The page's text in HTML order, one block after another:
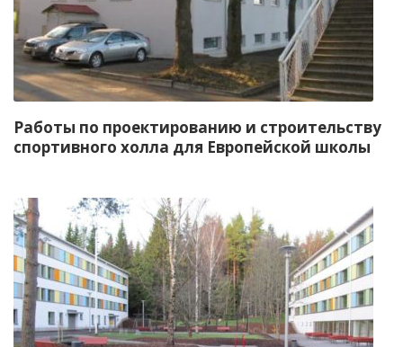
Работы по проектированию и строительству
спортивного холла для Европейской школы